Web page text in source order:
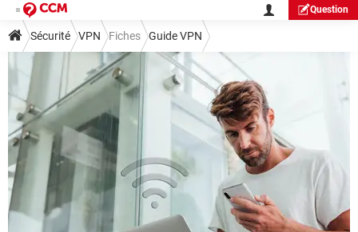
Question
Sécurité VPN Fiches Guide VPN